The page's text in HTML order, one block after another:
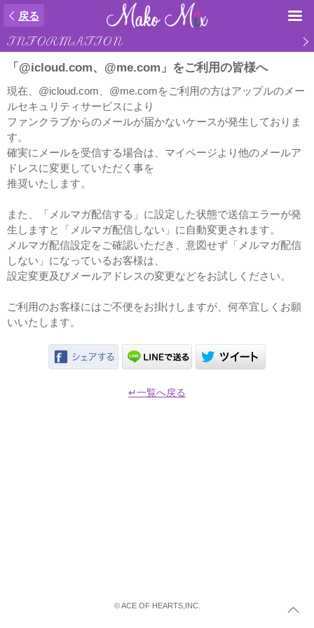
戻る
INFORMATION
「@icloud.com、@me.com」をご利用の皆様へ
現在、@icloud.com、@me.comをご利用の方はアップルのメー
ルセキュリティサービスにより
ファンクラブからのメールが届かないケースが発生しておりま
す。
確実にメールを受信する場合は、マイページより他のメールア
ドレスに変更していただく事を
推奨いたします。
また、「メルマガ配信する」に設定した状態で送信エラーが発
生しますと「メルマガ配信しない」に自動変更されます。
メルマガ配信設定をご確認いただき、意図せず「メルマガ配信
しない」になっているお客様は、
設定変更及びメールアドレスの変更などをお試しください。
ご利用のお客様にはご不便をお掛けしますが、何卒宜しくお願
いいたします。
↵一覧へ戻る
© ACE OF HEARTS,INC.